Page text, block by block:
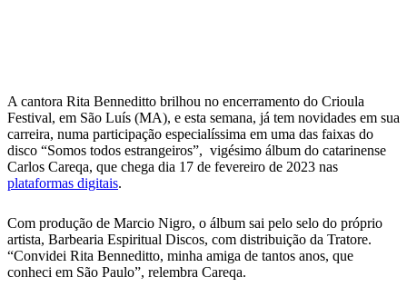
A cantora Rita Benneditto brilhou no encerramento do Crioula
Festival, em São Luís (MA), e esta semana, já tem novidades em sua
carreira, numa participação especialíssima em uma das faixas do
disco “Somos todos estrangeiros”, vigésimo álbum do catarinense
Carlos Careqa, que chega dia 17 de fevereiro de 2023 nas
plataformas digitais.
Com produção de Marcio Nigro, o álbum sai pelo selo do próprio
artista, Barbearia Espiritual Discos, com distribuição da Tratore.
“Convidei Rita Benneditto, minha amiga de tantos anos, que
conheci em São Paulo”, relembra Careqa.